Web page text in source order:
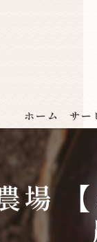
ホーム サー
場